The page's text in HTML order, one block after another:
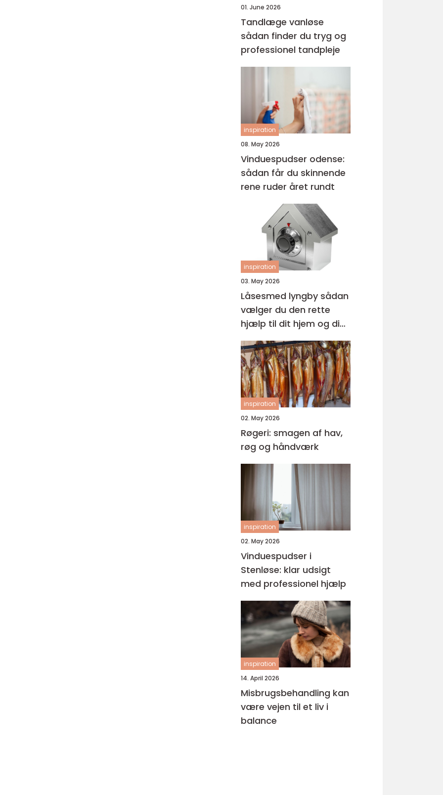
01. June 2026
Tandlæge vanløse
sådan finder du tryg og
professionel tandpleje
inspiration
08. May 2026
Vinduespudser odense:
sådan får du skinnende
rene ruder året rundt
inspiration
03. May 2026
Låsesmed lyngby sådan
vælger du den rette
hjælp til dit hjem og din
virksomhed
inspiration
02. May 2026
Røgeri: smagen af hav,
røg og håndværk
inspiration
02. May 2026
Vinduespudser i
Stenløse: klar udsigt
med professionel hjælp
inspiration
14. April 2026
Misbrugsbehandling kan
være vejen til et liv i
balance